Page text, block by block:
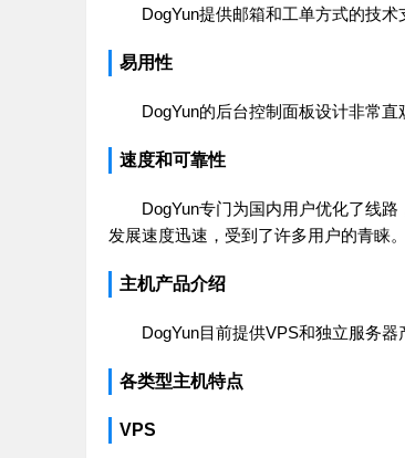
DogYun提供邮箱和工单方式的技术
易用性
DogYun的后台控制面板设计非常
速度和可靠性
DogYun专门为国内用户优化了线
发展速度迅速，受到了许多用户的青睐。
主机产品介绍
DogYun目前提供VPS和独立服务器
各类型主机特点
VPS